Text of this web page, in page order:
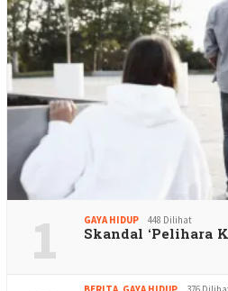
1 GAYA HIDUP 448 Dilihat
Skandal ‘Pelihara